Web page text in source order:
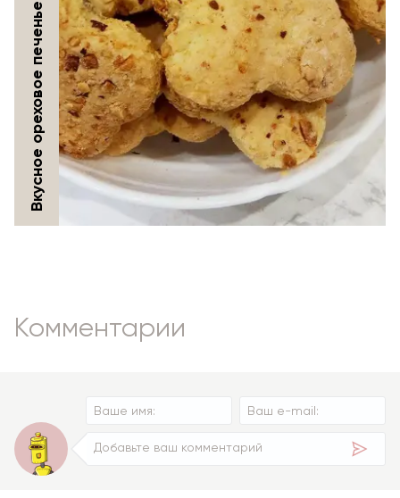
Вкусное ореховое печенье
Комментарии